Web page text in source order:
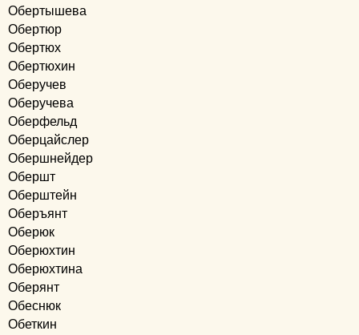
Обертышева
Обертюр
Обертюх
Обертюхин
Оберучев
Оберучева
Оберфельд
Оберцайслер
Обершнейдер
Обершт
Оберштейн
Оберъянт
Оберюк
Оберюхтин
Оберюхтина
Оберянт
Обеснюк
Обеткин